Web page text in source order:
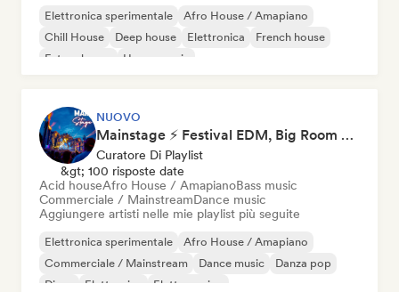
Elettronica sperimentale
Afro House / Amapiano
Chill House
Deep house Elettronica
French house
Future house
House music
NUOVO
Mainstage ⚡ Festival EDM, Big Room & House Anthems
Curatore Di Playlist
&gt; 100 risposte date
Acid houseAfro House / AmapianoBass music
Commerciale / MainstreamDance music
Aggiungere artisti nelle mie playlist più seguite
Elettronica sperimentale
Afro House / Amapiano
Commerciale / Mainstream
Dance music
Danza pop
Disco
Elettronica Elettro swing